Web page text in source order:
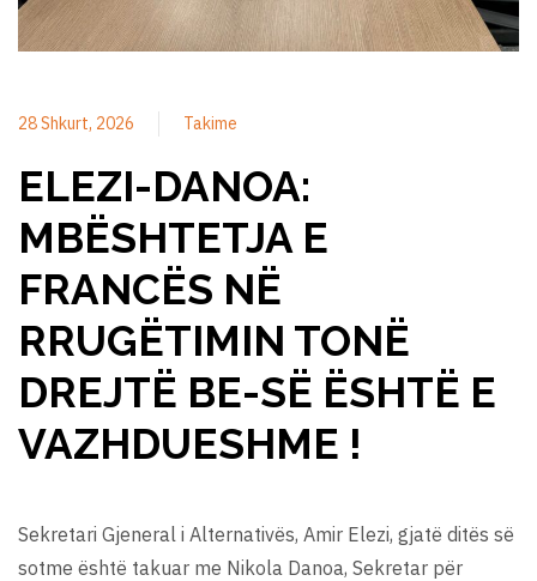
28 Shkurt, 2026 Takime
ELEZI-DANOA:
MBËSHTETJA E
FRANCËS NË
RRUGËTIMIN TONË
DREJTË BE-SË ËSHTË E
VAZHDUESHME !
Sekretari Gjeneral i Alternativës, Amir Elezi, gjatë ditës së
sotme është takuar me Nikola Danoa, Sekretar për